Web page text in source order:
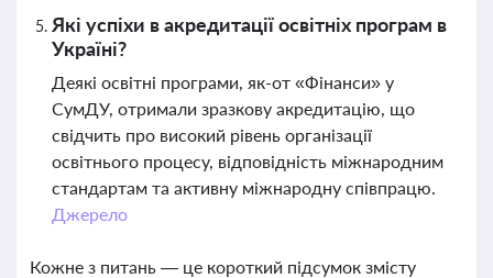
Які успіхи в акредитації освітніх програм в
Україні?
Деякі освітні програми, як-от «Фінанси» у
СумДУ, отримали зразкову акредитацію, що
свідчить про високий рівень організації
освітнього процесу, відповідність міжнародним
стандартам та активну міжнародну співпрацю.
Джерело
Кожне з питань — це короткий підсумок змісту